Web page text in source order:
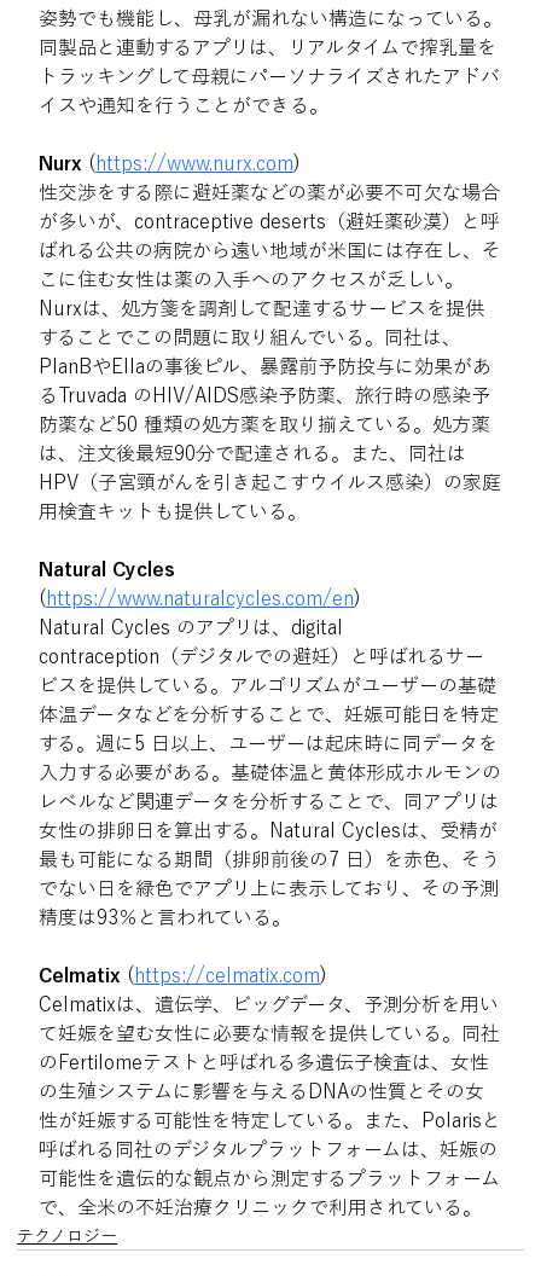
姿勢でも機能し、母乳が漏れない構造になっている。
同製品と連動するアプリは、リアルタイムで搾乳量を
トラッキングして母親にパーソナライズされたアドバ
イスや通知を行うことができる。
Nurx ( https://www.nurx.com)
性交渉をする際に避妊薬などの薬が必要不可欠な場合
が多いが、contraceptive deserts（避妊薬砂漠）と呼
ばれる公共の病院から遠い地域が米国には存在し、そ
こに住む女性は薬の入手へのアクセスが乏しい。
Nurxは、処方箋を調剤して配達するサービスを提供
することでこの問題に取り組んでいる。同社は、
PlanBやEllaの事後ピル、暴露前予防投与に効果があ
るTruvada のHIV/AIDS感染予防薬、旅行時の感染予
防薬など50 種類の処方薬を取り揃えている。処方薬
は、注文後最短90分で配達される。また、同社は
HPV（子宮頸がんを引き起こすウイルス感染）の家庭
用検査キットも提供している。
Natural Cycles
( https://www.naturalcycles.com/en)
Natural Cycles のアプリは、digital
contraception（デジタルでの避妊）と呼ばれるサー
ビスを提供している。アルゴリズムがユーザーの基礎
体温データなどを分析することで、妊娠可能日を特定
する。週に5 日以上、ユーザーは起床時に同データを
入力する必要がある。基礎体温と黄体形成ホルモンの
レベルなど関連データを分析することで、同アプリは
女性の排卵日を算出する。Natural Cyclesは、受精が
最も可能になる期間（排卵前後の7 日）を赤色、そう
でない日を緑色でアプリ上に表示しており、その予測
精度は93％と言われている。
Celmatix ( https://celmatix.com)
Celmatixは、遺伝学、ビッグデータ、予測分析を用い
て妊娠を望む女性に必要な情報を提供している。同社
のFertilomeテストと呼ばれる多遺伝子検査は、女性
の生殖システムに影響を与えるDNAの性質とその女
性が妊娠する可能性を特定している。また、Polarisと
呼ばれる同社のデジタルプラットフォームは、妊娠の
可能性を遺伝的な観点から測定するプラットフォーム
で、全米の不妊治療クリニックで利用されている。
テクノロジー